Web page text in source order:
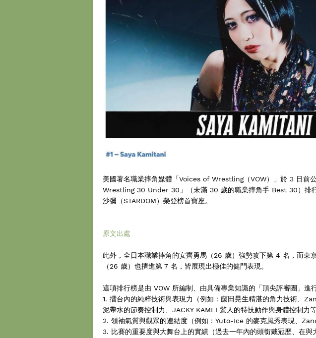
美國著名職業摔角媒體「Voices of Wrestling（VOW）」於 3 日前
Wrestling 30 Under 30」（未滿 30 歲的職業摔角手 Best 30）排
沙彌（STARDOM）榮登榜首寶座。
原文出處
此外，全日本職業摔角的安齊勇馬（26 歲）強勢攻下第 4 名，而東
（26 歲）也擠進第 7 名，皆展現出極佳的健鬥表現。
這項排行榜是由 VOW 所編制、由具備專業知識的「頂尖評審團」進
1. 擂台內的純粹技術與表現力（例如：藤田晃生精湛的角力技術、
泥帶水的節奏控制力、JACKY KAMEI 驚人的特技動作與身體控制力等
2. 領袖氣質與觀眾的連結度（例如：Yuto-Ice 的麥克風秀表現、
3. 比賽的重要度與大舞台上的實績（過去一年內的頭銜戴冠歷、在與